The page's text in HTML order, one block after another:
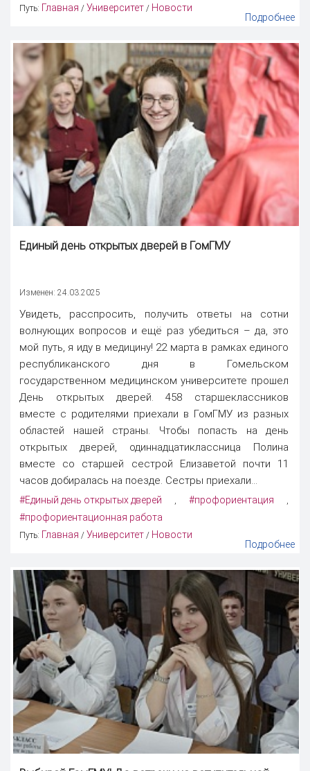
Путь: Главная / Университет / Новости
Подробнее
Единый день открытых дверей в ГомГМУ
Изменен: 24.03.2025
Увидеть, расспросить, получить ответы на сотни
волнующих вопросов и ещё раз убедиться – да, это
мой путь, я иду в медицину! 22 марта в рамках единого
республиканского дня в Гомельском
государственном медицинском университете прошел
День открытых дверей. 458 старшеклассников
вместе с родителями приехали в ГомГМУ из разных
областей нашей страны. Чтобы попасть на день
открытых дверей, одиннадцатиклассница Полина
вместе со старшей сестрой Елизаветой почти 11
часов добиралась на поезде. Сестры приехали...
#Единый день открытых дверей , #профориентация ,
#профориентационная работа
Путь: Главная / Университет / Новости
Подробнее